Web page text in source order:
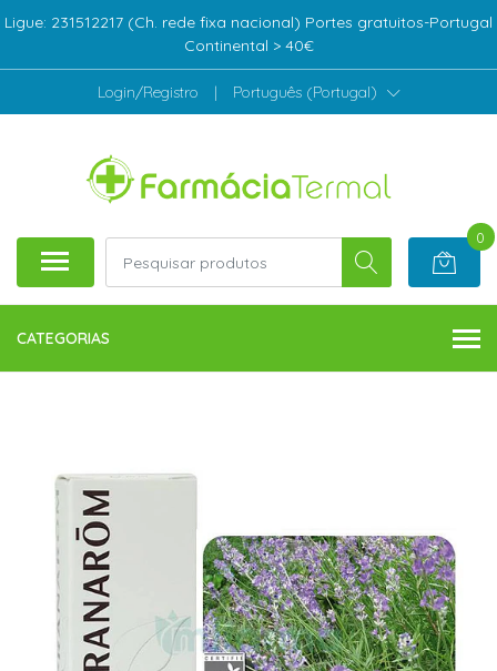
Ligue: 231512217 (Ch. rede fixa nacional) Portes gratuitos-Portugal
Continental > 40€
Login/Registro | Português (Portugal)
0
CATEGORIAS